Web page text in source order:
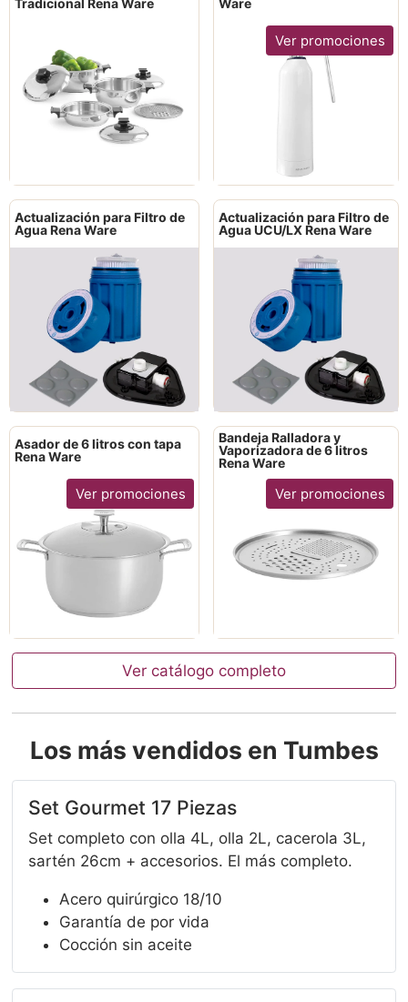
Tradicional Rena Ware Ware
Ver promociones
Actualización para Filtro de
Agua Rena Ware
Actualización para Filtro de
Agua UCU/LX Rena Ware
Asador de 6 litros con tapa
Rena Ware
Ver promociones
Bandeja Ralladora y
Vaporizadora de 6 litros
Rena Ware
Ver promociones
Ver catálogo completo
Los más vendidos en Tumbes
Set Gourmet 17 Piezas
Set completo con olla 4L, olla 2L, cacerola 3L,
sartén 26cm + accesorios. El más completo.
Acero quirúrgico 18/10
Garantía de por vida
Cocción sin aceite